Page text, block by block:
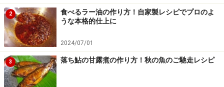
2
食べるラー油の作り方！自家製レシピでプロのよ
うな本格的仕上に
2024/07/01
3 落ち鮎の甘露煮の作り方！秋の魚のご馳走レシピ